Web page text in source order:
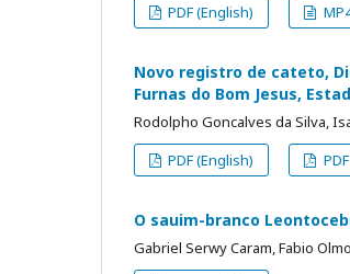
PDF (English)
Novo registro de cateto,
Furnas do Bom Jesus,
Rodolpho Goncalves da Silva,
PDF (English)
O sauim-branco
Gabriel Serwy Caram, Fabio